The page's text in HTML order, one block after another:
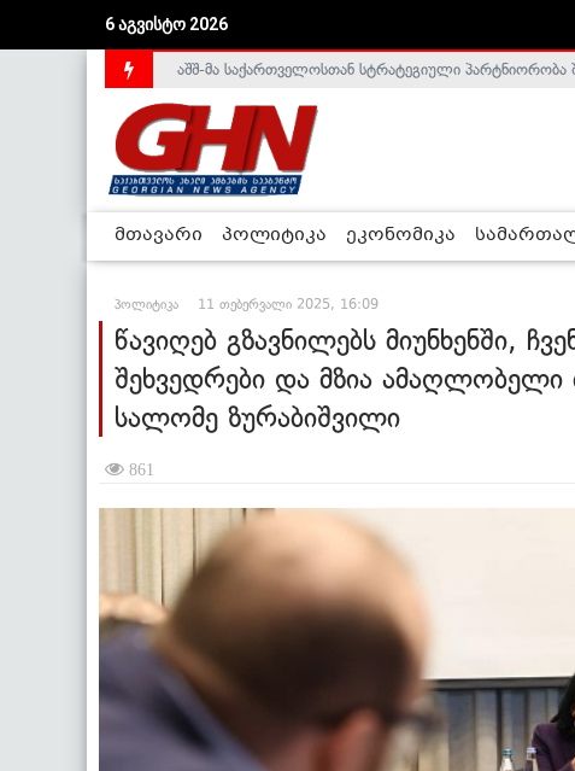
6 აგვისტო 2026
საქართველოს დე-ფაქტო მთავრობა არალეგიტიმურია -
მთავარი პოლიტიკა ეკონომიკა
პოლიტიკა 11 თებერვალი 2025, 16:09
წავიღებ გზავნილებს მიუნხენში,
შეხვედრები და მზია
სალომე ზურაბიშვილი
861